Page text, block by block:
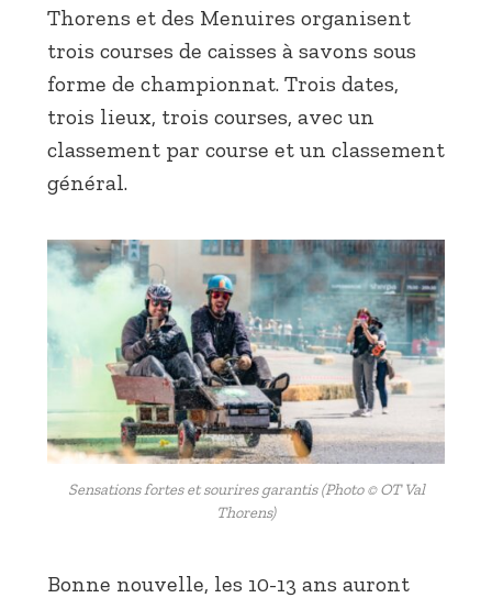
Thorens et des Menuires organisent
trois courses de caisses à savons sous
forme de championnat. Trois dates,
trois lieux, trois courses, avec un
classement par course et un classement
général.
Sensations fortes et sourires garantis (Photo © OT Val
Thorens)
Bonne nouvelle, les 10-13 ans auront